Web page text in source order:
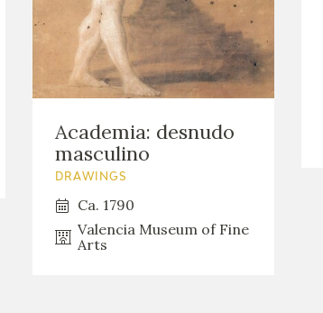
PREMIO ARAGÓN
GOYA
Academia: desnudo
masculino
DRAWINGS
Ca. 1790
Valencia Museum of Fine
Arts